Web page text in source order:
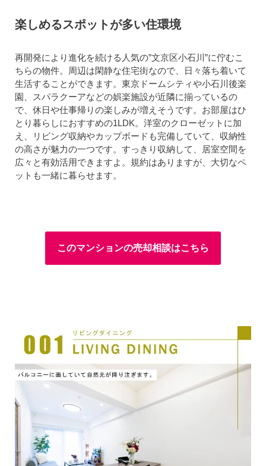
楽しめるスポットが多い住環境
再開発により進化を続ける人気の”文京区小石川”に佇むこ
ちらの物件。周辺は閑静な住宅街なので、日々落ち着いて
生活することができます。東京ドームシティや小石川後楽
園、スパラクーアなどの娯楽施設が近隣に揃っているの
で、休日や仕事帰りの楽しみが増えそうです。お部屋はひ
とり暮らしにおすすめの1LDK。洋室のクローゼットに加
え、リビング収納やカップボードも完備していて、収納性
の高さが魅力の一つです。すっきり収納して、居室空間を
広々と有効活用できますよ。規約はありますが、大切なペ
ットも一緒に暮らせます。
このマンションの売却相談はこちら